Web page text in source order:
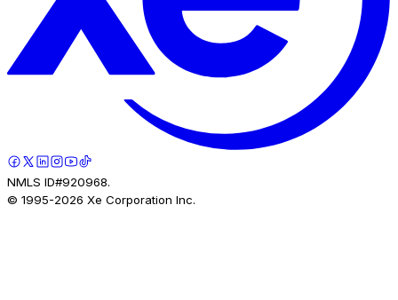
NMLS ID#920968.
© 1995-2026 Xe Corporation Inc.